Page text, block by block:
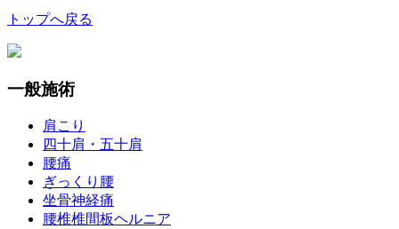
トップへ戻る
一般施術
肩こり
四十肩・五十肩
腰痛
ぎっくり腰
坐骨神経痛
腰椎椎間板ヘルニア